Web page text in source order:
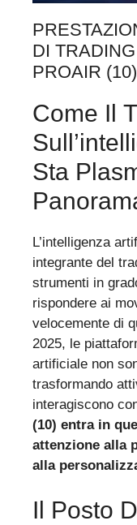
DI
PROAIR
Come Il
Sta
L’intelligenza
integrante del
strumenti in
rispondere ai
velocemente di
2025, le
artificiale non
trasformando
interagiscono
(10) entra in
attenzione alla
alla
Il Posto